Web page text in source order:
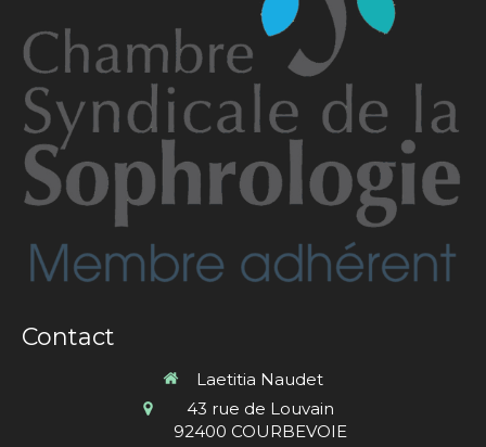
Contact
Laetitia Naudet
43 rue de Louvain
92400 COURBEVOIE